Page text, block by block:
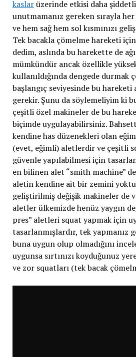
kaslarüzerinde etkisi daha
unutmamanız gereken sırayla
ve hem sağ hem sol kısmınızı
Tek bacakla çömelme hareketi için
dedim, aslında bu harekette de
mümkündür ancak özellikle
kullanıldığında dengede durmak
başlangıç seviyesinde bu hareketi
gerekir. Şunu da söylemeliyim ki
çeşitli özel makineler de bu
biçimde uygulayabilirsiniz.
kendine has düzenekleri olan
(evet, eğimli) aletlerdir ve çeşitli
güvenle yapılabilmesi için
en bilinen alet “smith machine”
aletin kendine ait bir zemini
geliştirilmiş değişik makineler de
aletler ülkemizde henüz yaygın
pres” aletleri squat yapmak için
tasarlanmışlardır, tek yapmanız
buna uygun olup olmadığını
uygunsa sırtınızı koyduğunuz
ve zor squatları (tek bacak